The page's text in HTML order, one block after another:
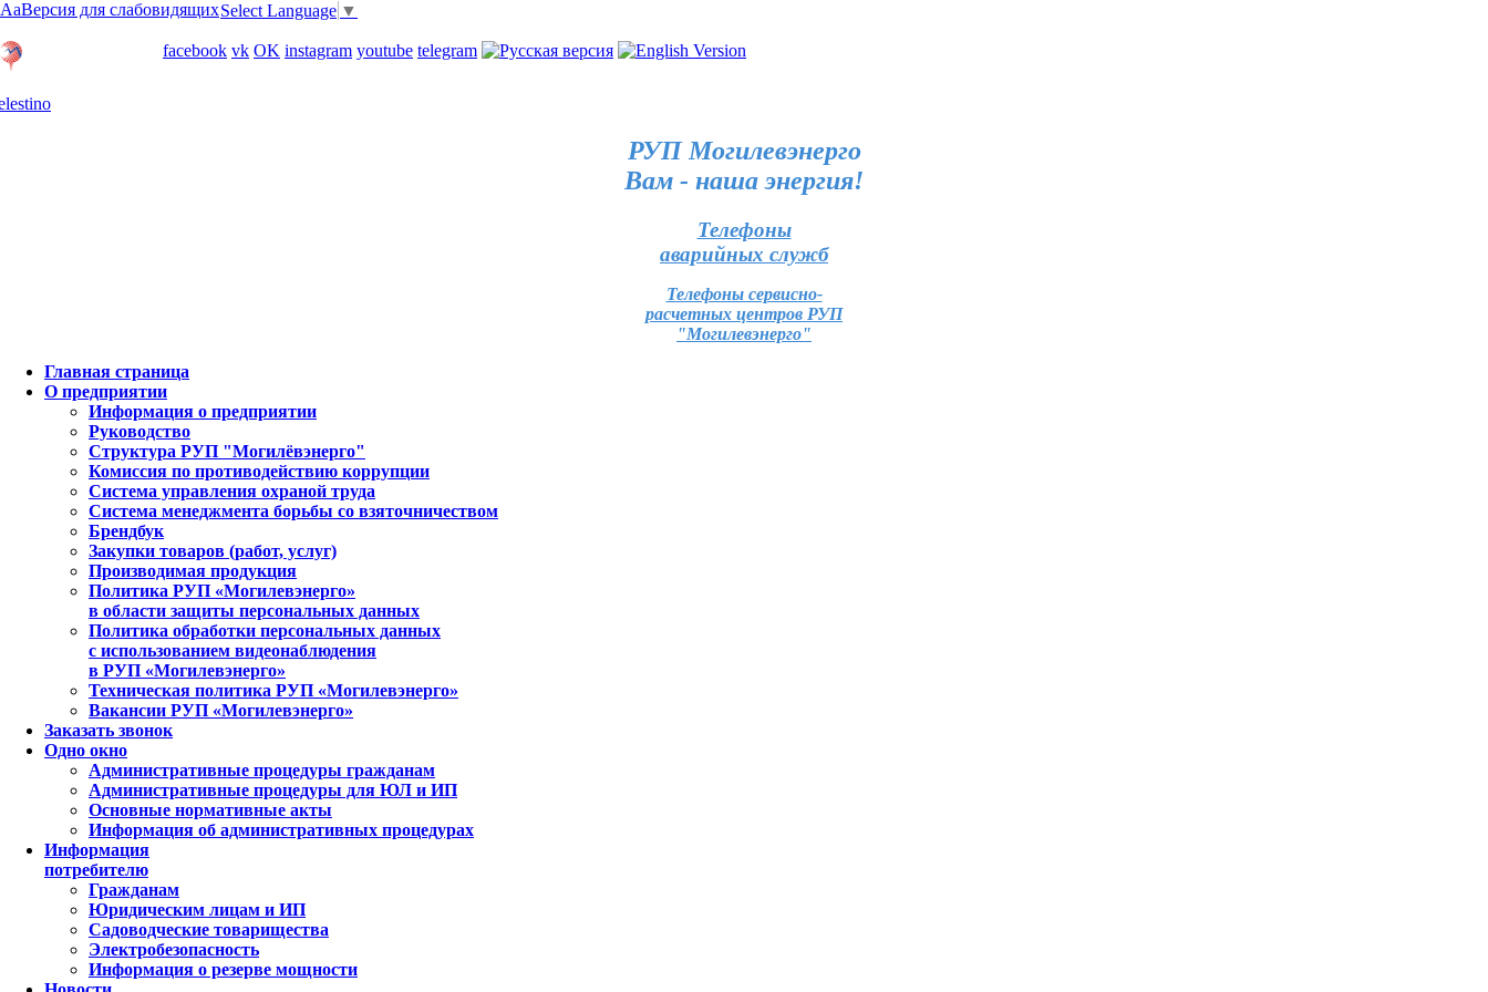
AaВерсия для слабовидящихSelect Language ▼
facebook vk OK instagram youtube telegram
РУП Могилевэнерго
Вам - наша энергия!
Телефоны
аварийных служб
Телефоны сервисно-
расчетных центров РУП
"Могилевэнерго"
Главная страница
О предприятии
Информация о предприятии
Руководство
Структура РУП "Могилёвэнерго"
Комиссия по противодействию коррупции
Система управления охраной труда
Система менеджмента борьбы со взяточничеством
Брендбук
Закупки товаров (работ, услуг)
Производимая продукция
Политика РУП «Могилевэнерго»
в области защиты персональных данных
Политика обработки персональных данных
с использованием видеонаблюдения
в РУП «Могилевэнерго»
Техническая политика РУП «Могилевэнерго»
Вакансии РУП «Могилевэнерго»
Заказать звонок
Одно окно
Административные процедуры гражданам
Административные процедуры для ЮЛ и ИП
Основные нормативные акты
Информация об административных процедурах
Информация
потребителю
Гражданам
Юридическим лицам и ИП
Садоводческие товарищества
Электробезопасность
Информация о резерве мощности